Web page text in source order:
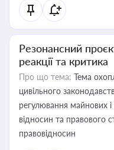
Резонансний
реакції та критика
Про що тема: Тема
цивільного
регулювання майнових
відносин та правового
правовідносин